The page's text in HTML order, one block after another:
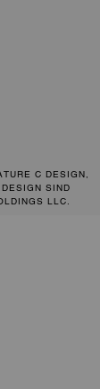
C DESIGN,
SIND
LLC.